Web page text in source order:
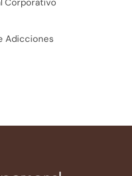
Corporativo
Adicciones